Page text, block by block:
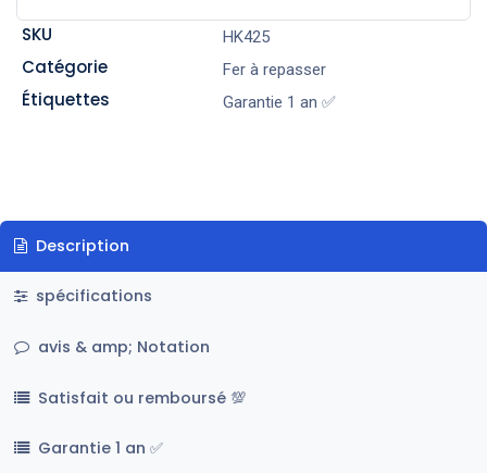
SKU HK425
Catégorie Fer à repasser
Étiquettes Garantie 1 an ✅
Description
spécifications
avis & amp; Notation
Satisfait ou remboursé 💯
Garantie 1 an ✅